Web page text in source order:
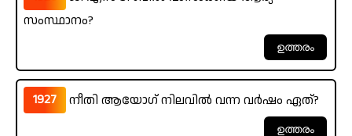
സംസ്ഥാനം?
1927 നീതി ആയോഗ് നിലവിൽ വന്ന വർഷം ഏത്?